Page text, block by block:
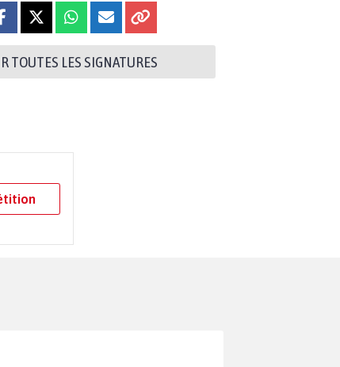
TOUTES LES SIGNATURES